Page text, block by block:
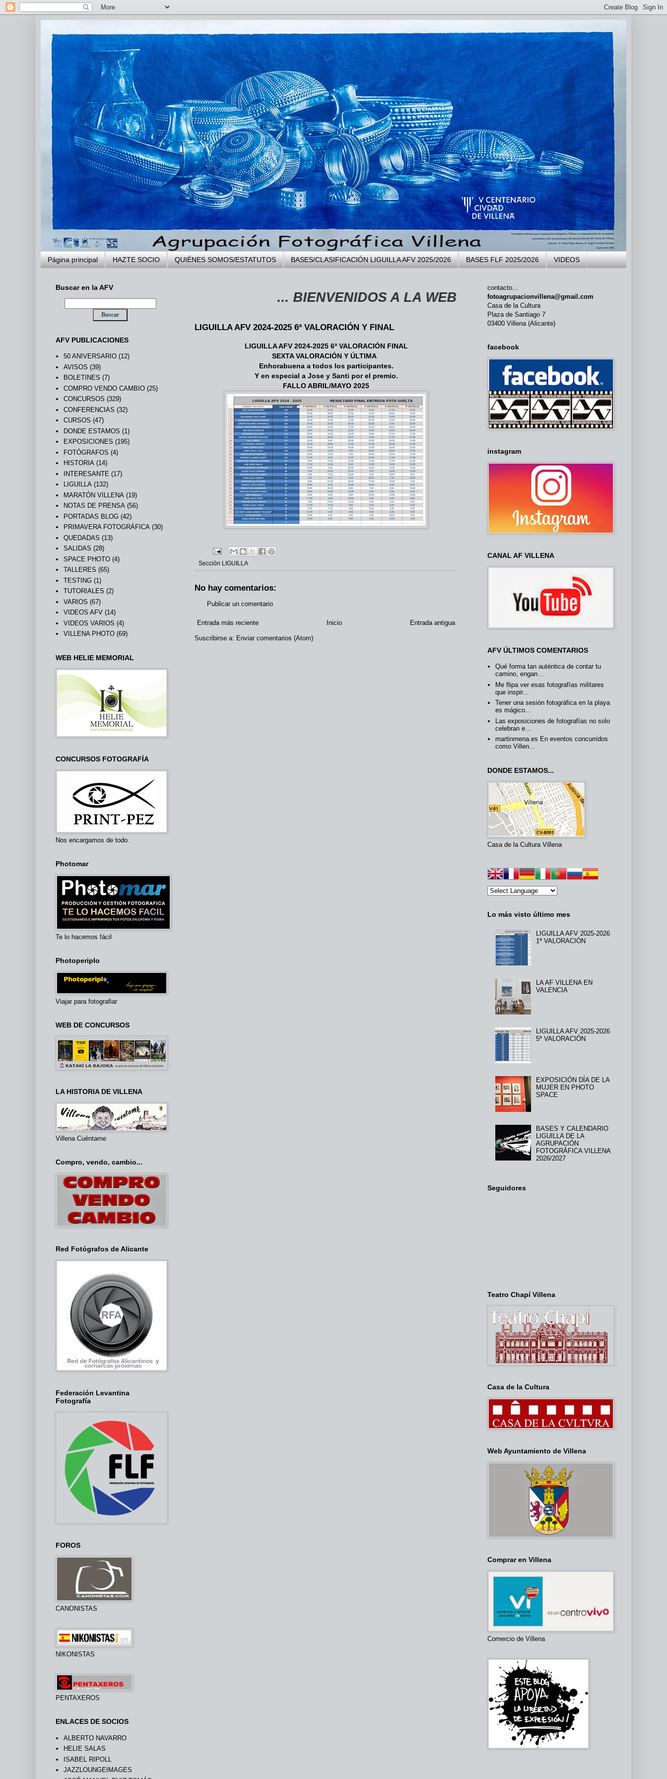
Página principal HAZTE SOCIO QUIÉNES SOMOS/ESTATUTOS BASES/CLASIFICACIÓN LIGUILLA AFV 2025/2026 BASES FLF 2025/2026 VIDEOS
... BIENVENIDOS A LA WEB DE LA AGRUPACIÓN
LIGUILLA AFV 2024-2025 6ª VALORACIÓN Y FINAL
LIGUILLA AFV 2024-2025 6ª VALORACIÓN FINAL
SEXTA VALORACIÓN Y ÚLTIMA
Enhorabuena a todos los participantes.
Y en especial a Jose y Santi por el premio.
FALLO ABRIL/MAYO 2025
Sección LIGUILLA
No hay comentarios:
Publicar un comentario
Entrada más reciente Entrada antigua
Inicio
Suscribirse a: Enviar comentarios (Atom)
Buscar en la AFV
AFV PUBLICACIONES
50 ANIVERSARIO (12)
AVISOS (39)
BOLETINES (7)
COMPRO VENDO CAMBIO (25)
CONCURSOS (329)
CONFERENCIAS (32)
CURSOS (47)
DONDE ESTAMOS (1)
EXPOSICIONES (195)
FOTÓGRAFOS (4)
HISTORIA (14)
INTERESANTE (17)
LIGUILLA (132)
MARATÓN VILLENA (19)
NOTAS DE PRENSA (56)
PORTADAS BLOG (42)
PRIMAVERA FOTOGRÁFICA (30)
QUEDADAS (13)
SALIDAS (28)
SPACE PHOTO (4)
TALLERES (65)
TESTING (1)
TUTORIALES (2)
VARIOS (67)
VIDEOS AFV (14)
VIDEOS VARIOS (4)
VILLENA PHOTO (69)
WEB HELIE MEMORIAL
CONCURSOS FOTOGRAFÍA
Nos encargamos de todo.
Photomar
Te lo hacemos fácil
Photoperiplo
Viajar para fotografiar
WEB DE CONCURSOS
LA HISTORIA DE VILLENA
Villena Cuéntame
Compro, vendo, cambio...
Red Fotógrafos de Alicante
Federación Levantina
Fotografía
FOROS
CANONISTAS
NIKONISTAS
PENTAXEROS
ENLACES DE SOCIOS
ALBERTO NAVARRO
HELIE SALAS
ISABEL RIPOLL
JAZZLOUNGEIMAGES
contacto...
fotoagrupacionvillena@gmail.com
Casa de la Cultura
Plaza de Santiago 7
03400 Villena (Alicante)
facebook
instagram
CANAL AF VILLENA
AFV ÚLTIMOS COMENTARIOS
Qué forma tan auténtica de contar tu
camino, engan...
Me flipa ver esas fotografías militares
que inspir...
Tener una sesión fotográfica en la playa
es mágico...
Las exposiciones de fotografías no solo
celebran e...
martinmena.es En eventos concurridos
como Villen...
DONDE ESTAMOS...
Casa de la Cultura Villena
Lo más visto último mes
LIGUILLA AFV 2025-2026
1ª VALORACIÓN
LA AF VILLENA EN
VALENCIA
LIGUILLA AFV 2025-2026
5ª VALORACIÓN
EXPOSICIÓN DÍA DE LA
MUJER EN PHOTO
SPACE
BASES Y CALENDARIO
LIGUILLA DE LA
AGRUPACIÓN
FOTOGRÁFICA VILLENA
2026/2027
Seguidores
Teatro Chapí Villena
Casa de la Cultura
Web Ayuntamiento de Villena
Comprar en Villena
Comercio de Villena